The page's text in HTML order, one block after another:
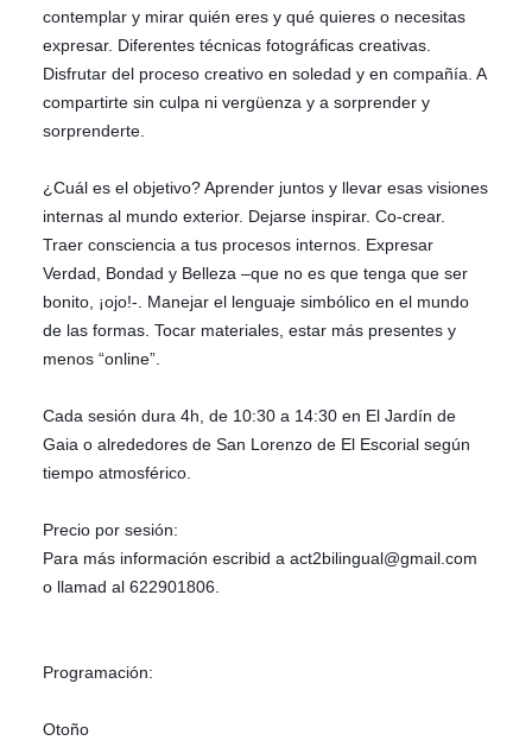
contemplar y mirar quién eres y qué quieres o necesitas
expresar. Diferentes técnicas fotográficas creativas.
Disfrutar del proceso creativo en soledad y en compañía. A
compartirte sin culpa ni vergüenza y a sorprender y
sorprenderte.
¿Cuál es el objetivo? Aprender juntos y llevar esas visiones
internas al mundo exterior. Dejarse inspirar. Co-crear.
Traer consciencia a tus procesos internos. Expresar
Verdad, Bondad y Belleza –que no es que tenga que ser
bonito, ¡ojo!-. Manejar el lenguaje simbólico en el mundo
de las formas. Tocar materiales, estar más presentes y
menos “online”.
Cada sesión dura 4h, de 10:30 a 14:30 en El Jardín de
Gaia o alrededores de San Lorenzo de El Escorial según
tiempo atmosférico.
Precio por sesión:
Para más información escribid a act2bilingual@gmail.com
o llamad al 622901806.
Programación:
Otoño